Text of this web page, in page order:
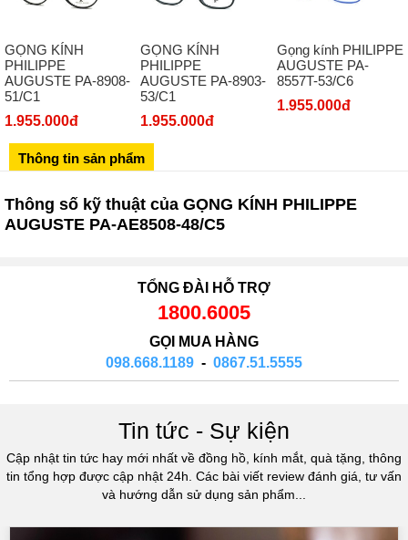
Số 273 Nguyễn Văn Cừ - Long Biên - Hà Nội
02439392490
Sô 580 Ngã tư Trường Chinh - Hà Nội
Số 28 Chùa Thông - Sơn Tây - Hà Nội
02437939481
Số 53 Trần Đăng Ninh - Cầu Giấy - Hà Nội
Xá, Gia Lâm, Thành phố Hà Nội
GỌNG KÍNH
PHILIPPE
AUGUSTE PA-8908-
51/C1
1.955.000đ
GỌNG KÍNH
PHILIPPE
AUGUSTE PA-8903-
53/C1
1.955.000đ
Gọng kính PHILIPPE
AUGUSTE PA-
8557T-53/C6
1.955.000đ
Thông tin sản phẩm
Thông số kỹ thuật của GỌNG KÍNH PHILIPPE
AUGUSTE PA-AE8508-48/C5
TỔNG ĐÀI HỖ TRỢ
1800.6005
GỌI MUA HÀNG
098.668.1189 - 0867.51.5555
Tin tức - Sự kiện
Cập nhật tin tức hay mới nhất về đồng hồ, kính mắt, quà tặng, thông
tin tổng hợp được cập nhật 24h. Các bài viết review đánh giá, tư vấn
và hướng dẫn sử dụng sản phẩm...